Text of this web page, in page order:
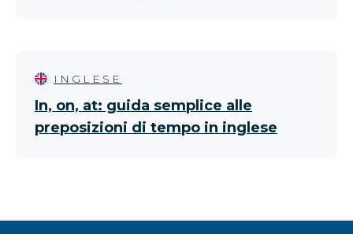
INGLESE
In, on, at: guida semplice alle
preposizioni di tempo in inglese